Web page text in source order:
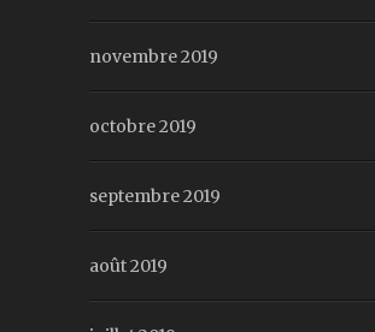
novembre 2019
octobre 2019
septembre 2019
août 2019